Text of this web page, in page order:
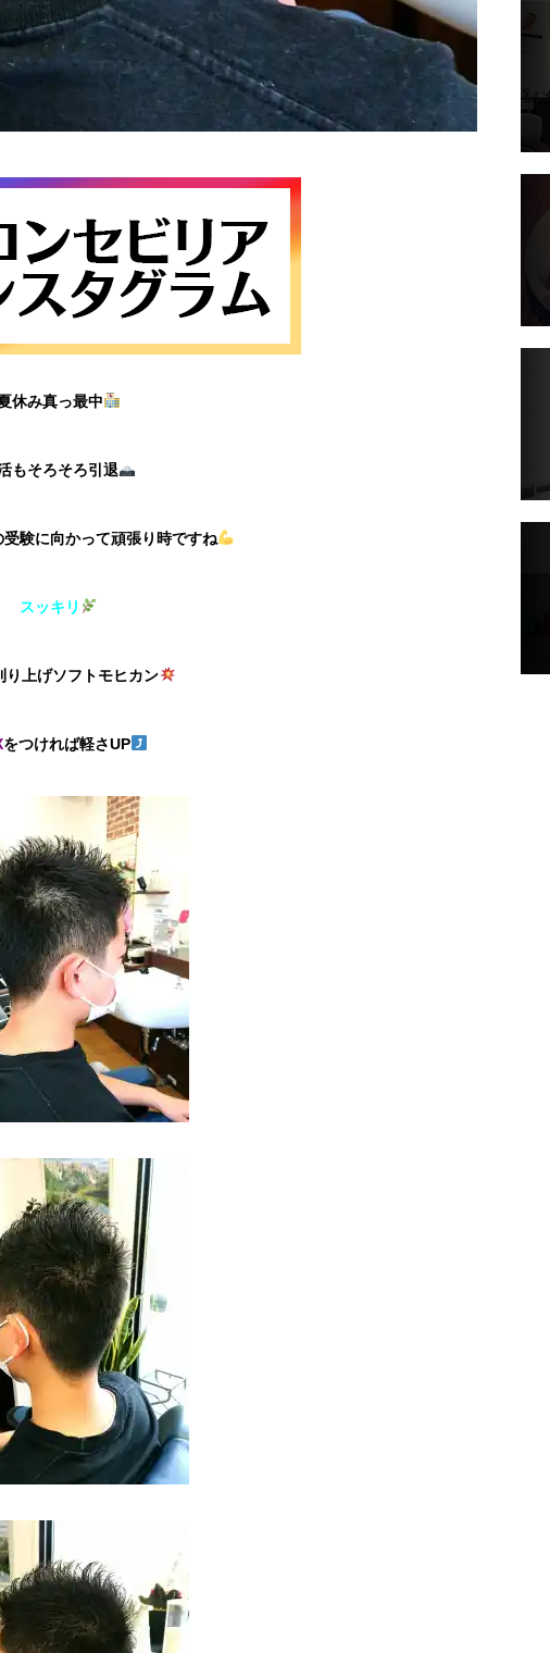
休み真っ最中
もそろそろ引退
験に向かって頑張り時ですね
スッキリ
り上げソフトモヒカン
をつければ軽さUP